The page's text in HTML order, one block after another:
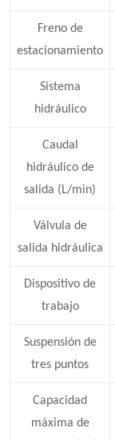
Freno de
estacionamiento
Sistema
hidráulico
Caudal
hidráulico de
salida (L/min)
Válvula de
salida hidráulica
Dispositivo de
trabajo
Suspensión de
tres puntos
Capacidad
máxima de